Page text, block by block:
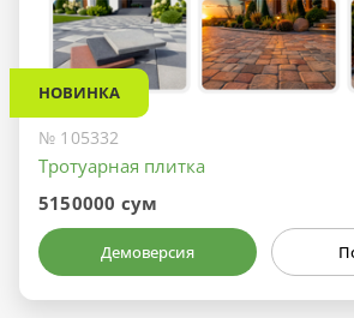
НОВИНКА
№ 105332
Тротуарная плитка
5150000 сум
Демоверсия